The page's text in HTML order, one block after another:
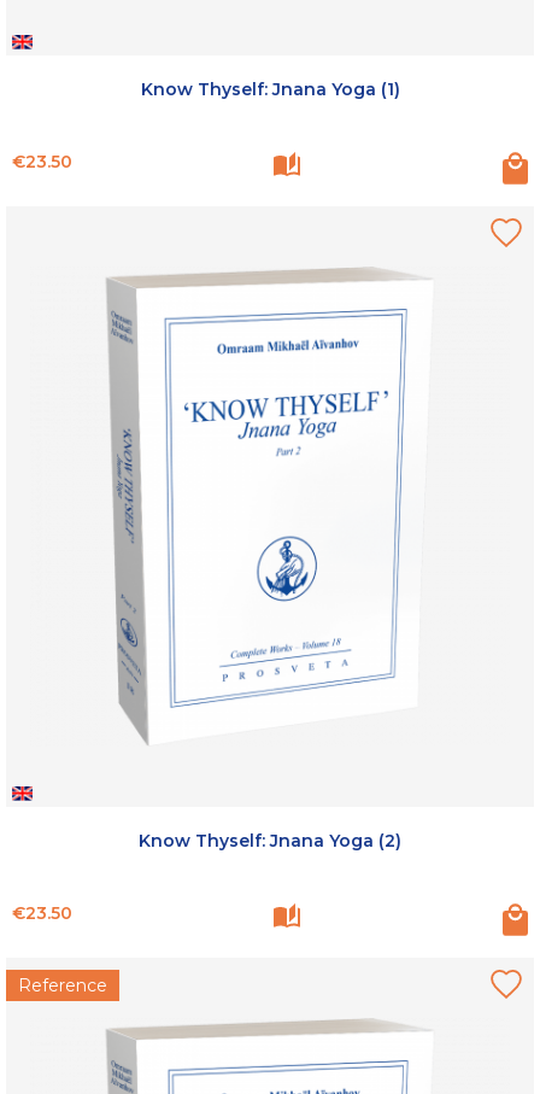
Know Thyself: Jnana Yoga (1)
Price
€23.50
Know Thyself: Jnana Yoga (2)
Price
€23.50
Reference